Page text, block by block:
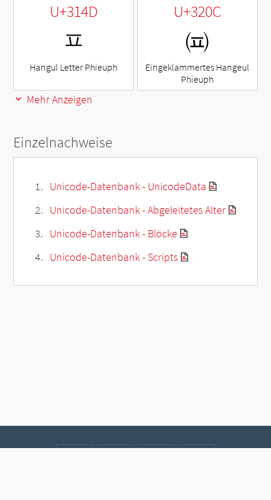
U+314D
ㅍ
Hangul Letter Phieuph
U+320C
㈌
Eingeklammertes Hangeul
Phieuph
Mehr Anzeigen
Einzelnachweise
Unicode-Datenbank - UnicodeData
Unicode-Datenbank - Abgeleitetes Alter
Unicode-Datenbank - Blöcke
Unicode-Datenbank - Scripts